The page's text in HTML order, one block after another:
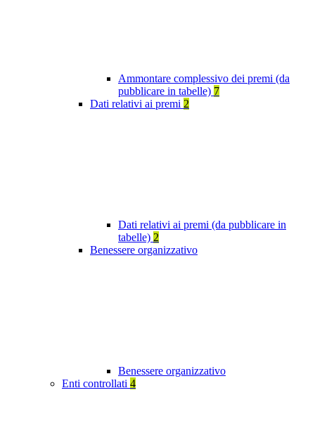
Ammontare complessivo dei premi (da
pubblicare in tabelle) 7
Dati relativi ai premi 2
Dati relativi ai premi (da pubblicare in
tabelle) 2
Benessere organizzativo
Benessere organizzativo
Enti controllati 4